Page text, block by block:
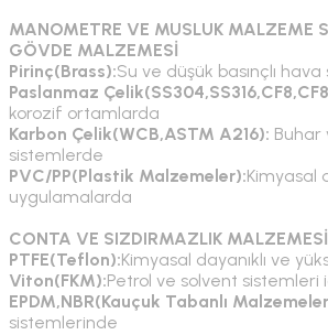
MANOMETRE VE MUSLUK MALZEME
GÖVDE MALZEMESİ
Pirinç(Brass):Su ve düşük basınçlı
Paslanmaz
korozif ortamlarda
Karbon Çelik(WCB,ASTM A216): Buhar
sistemlerde
PVC/PP(Plastik Malzemeler):Kimyasal
uygulamalarda
CONTA VE SIZDIRMAZLIK MALZEMESİ
PTFE(Teflon):Kimyasal dayanıklı ve
Viton(FKM):Petrol ve solvent sistemleri
EPDM,NBR(Kauçuk Tabanlı
sistemlerinde